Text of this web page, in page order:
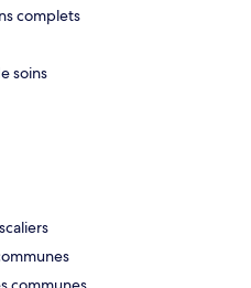
complets
soins